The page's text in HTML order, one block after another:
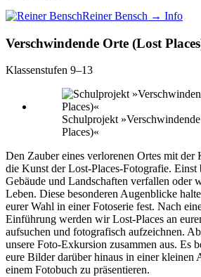
Reiner Bensch → Info
Verschwindende Orte (Lost
Klassenstufen 9–13
Schulprojekt
Places)«
Den Zauber eines verlorenen Ortes mit der
die Kunst der Lost-Places-Fotografie. Einst
Gebäude und Landschaften verfallen oder
Leben. Diese besonderen Augenblicke
eurer Wahl in einer Fotoserie fest. Nach
Einführung werden wir Lost-Places an
aufsuchen und fotografisch aufzeichnen.
unsere Foto-Exkursion zusammen aus. Es
eure Bilder darüber hinaus in einer kleinen
einem Fotobuch zu präsentieren.